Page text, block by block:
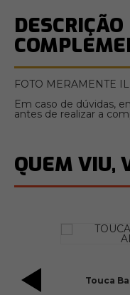
DESCRIÇÃO
FOTO MERAMENTE
Em caso de dúvidas,
antes de realizar a
QUEM VIU,
Touca